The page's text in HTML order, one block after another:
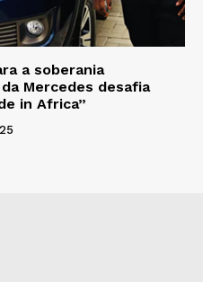
a soberania
Mercedes desafia
in Africa”